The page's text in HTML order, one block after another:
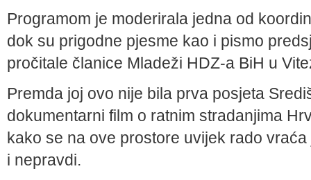
Programom je moderirala jedna od
dok su prigodne pjesme kao i pismo
pročitale članice Mladeži HDZ-a BiH u
Premda joj ovo nije bila prva posjeta
dokumentarni film o ratnim stradanjima
kako se na ove prostore uvijek rado
i nepravdi.